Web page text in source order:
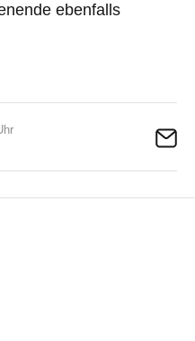
ebenfalls